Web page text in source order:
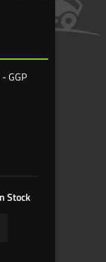
GGP
Stock